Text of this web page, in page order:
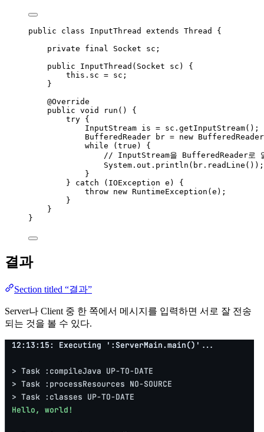
public class InputThread extends Thread
{
private
final Socket sc ;
public
InputThread ( Socket sc )
{
this . sc = sc;
}
@Override
public void run ()
{
try {
InputStream is = sc . getInputStream() ;
BufferedReader
br = new BufferedReader
while ( true ) {
// InputStream을 BufferedReader로
System . out . println ( br . readLine ()) ;
}
} catch ( IOException e )
{
throw new RuntimeException ( e ) ;
}
}
}
결과
Section titled “결과”
Server나 Client 중 한 쪽에서 메시지를 입력하면 서로 잘 전송
되는 것을 볼 수 있다.